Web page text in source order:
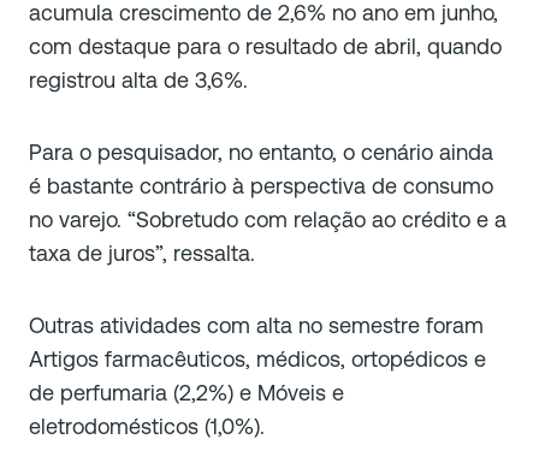
acumula crescimento de 2,6% no ano em junho,
com destaque para o resultado de abril, quando
registrou alta de 3,6%.
Para o pesquisador, no entanto, o cenário ainda
é bastante contrário à perspectiva de consumo
no varejo. “Sobretudo com relação ao crédito e a
taxa de juros”, ressalta.
Outras atividades com alta no semestre foram
Artigos farmacêuticos, médicos, ortopédicos e
de perfumaria (2,2%) e Móveis e
eletrodomésticos (1,0%).